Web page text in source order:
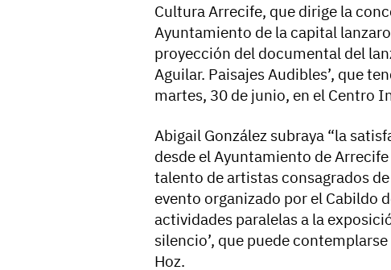
Cultura Arrecife, que dirige la
Ayuntamiento de la capital
proyección del documental del
Aguilar. Paisajes Audibles’, que
martes, 30 de junio, en el Centro
Abigail González subraya “la
desde el Ayuntamiento de
talento de artistas consagrados
evento organizado por el Cabildo
actividades paralelas a la
silencio’, que puede
Hoz.